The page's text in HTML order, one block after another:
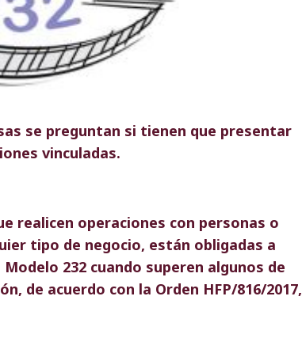
se preguntan si tienen que presentar
vinculadas.
realicen operaciones con personas o
tipo de negocio, están obligadas a
232 cuando superen algunos de
de acuerdo con la Orden HFP/816/2017,